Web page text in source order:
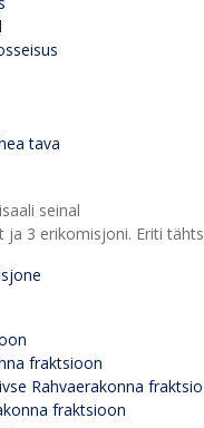
tava
ja 3 erikomisjoni. Eriti
fraktsioon
Rahvaerakonna
fraktsioon